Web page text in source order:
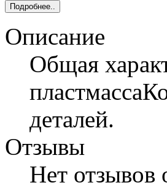
Описание
Общая
деталей.
Отзывы
Нет отзывов